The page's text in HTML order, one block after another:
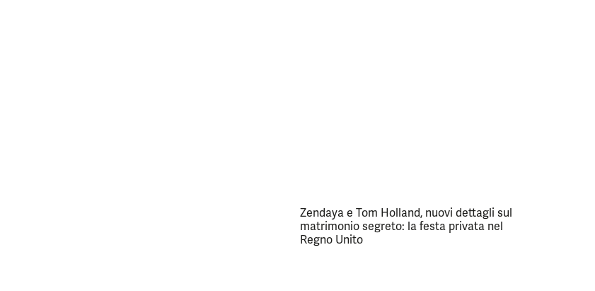
Zendaya e Tom Holland, nuovi dettagli sul
matrimonio segreto: la festa privata nel
Regno Unito